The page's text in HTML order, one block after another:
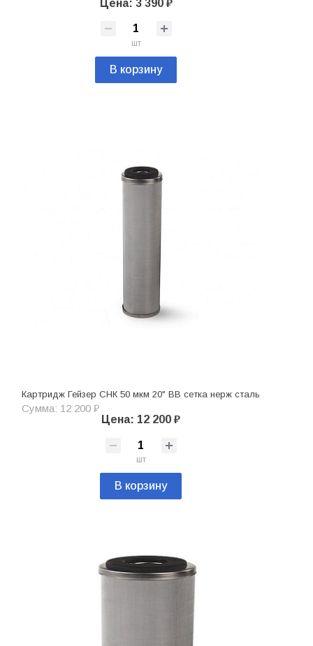
Цена: 3 390 ₽
шт
В корзину
Картридж Гейзер СНК 50 мкм 20" ВВ сетка нерж сталь
Сумма: 12 200 ₽
Цена: 12 200 ₽
шт
В корзину